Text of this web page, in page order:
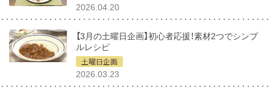
2026.04.20
【3月の土曜日企画】初心者応援！素材2つでシンプ
ルレシピ
土曜日企画
2026.03.23